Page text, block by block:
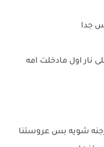
جدا
اول مادخلت امه
شويه بس عروستنا